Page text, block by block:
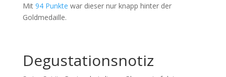
Mit 94 Punkte war dieser nur knapp hinter der
Goldmedaille.
Degustationsnotiz